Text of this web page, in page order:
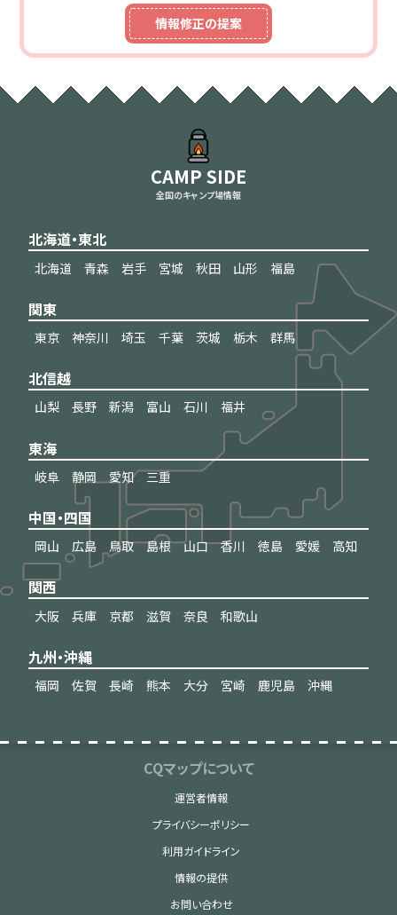
情報修正の提案
CAMP SIDE
全国のキャンプ場情報
北海道・東北
北海道 青森 岩手 宮城 秋田 山形 福島
関東
東京 神奈川 埼玉 千葉 茨城 栃木 群馬
北信越
山梨 長野 新潟 富山 石川 福井
東海
岐阜 静岡 愛知 三重
中国・四国
岡山 広島 鳥取 島根 山口 香川 徳島 愛媛 高知
関西
大阪 兵庫 京都 滋賀 奈良 和歌山
九州・沖縄
福岡 佐賀 長崎 熊本 大分 宮崎 鹿児島 沖縄
CQマップについて
運営者情報
プライバシーポリシー
利用ガイドライン
情報の提供
お問い合わせ